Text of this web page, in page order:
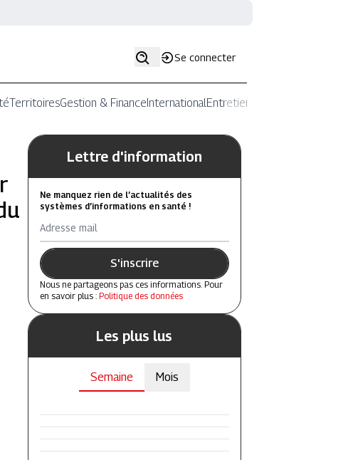
Se connecter
TerritoiresGestion & FinanceInternationalEntretiens
Lettre d'information
Ne manquez rien de l’actualités des
systèmes d’informations en santé !
Adresse mail
S'inscrire
Nous ne partageons pas ces informations. Pour
en savoir plus : Politique des données
Les plus lus
Semaine Mois